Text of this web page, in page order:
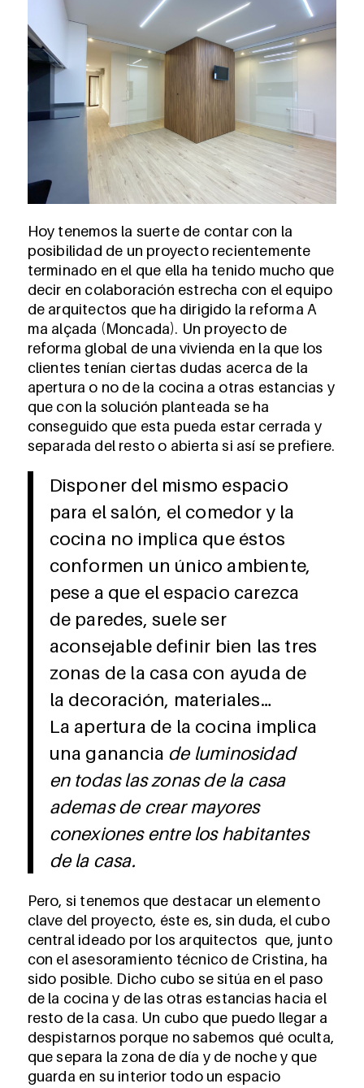
Hoy tenemos la suerte de contar con la
posibilidad de un proyecto recientemente
terminado en el que ella ha tenido mucho que
decir en colaboración estrecha con el equipo
de arquitectos que ha dirigido la reforma A
ma alçada (Moncada). Un proyecto de
reforma global de una vivienda en la que los
clientes tenían ciertas dudas acerca de la
apertura o no de la cocina a otras estancias y
que con la solución planteada se ha
conseguido que esta pueda estar cerrada y
separada del resto o abierta si así se prefiere.
Disponer del mismo espacio
para el salón, el comedor y la
cocina no implica que éstos
conformen un único ambiente,
pese a que el espacio carezca
de paredes, suele ser
aconsejable definir bien las tres
zonas de la casa con ayuda de
la decoración, materiales…
La apertura de la cocina implica
una ganancia de luminosidad
en todas las zonas de la casa
ademas de crear mayores
conexiones entre los habitantes
de la casa.
Pero, si tenemos que destacar un elemento
clave del proyecto, éste es, sin duda, el cubo
central ideado por los arquitectos que, junto
con el asesoramiento técnico de Cristina, ha
sido posible. Dicho cubo se sitúa en el paso
de la cocina y de las otras estancias hacia el
resto de la casa. Un cubo que puedo llegar a
despistarnos porque no sabemos qué oculta,
que separa la zona de día y de noche y que
guarda en su interior todo un espacio